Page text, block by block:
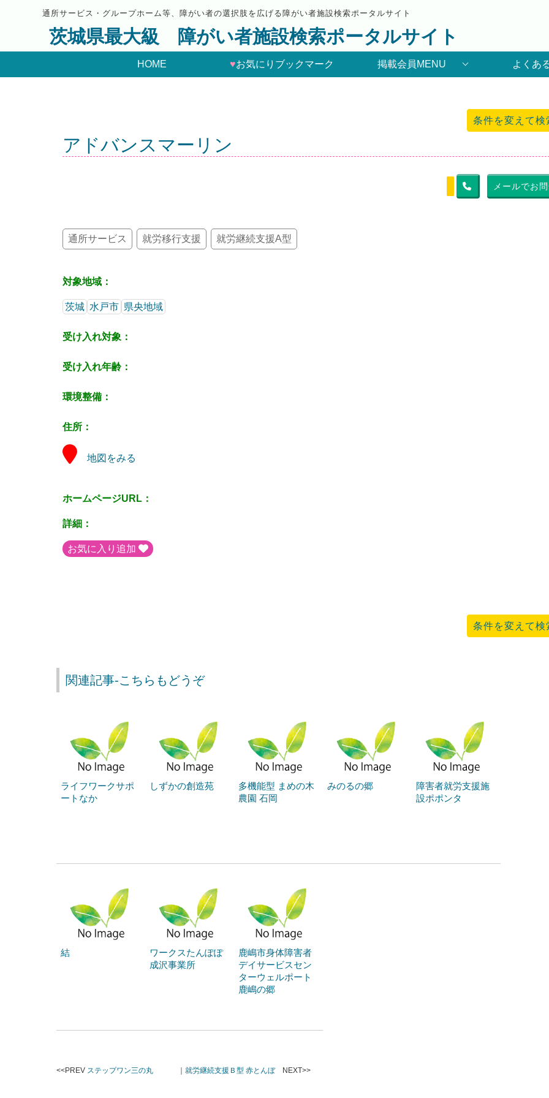
通所サービス・グループホーム等、障がい者の選択肢を広げる障がい者施設検索ポータルサイト
茨城県最大級 障がい者施設検索ポータルサイト
HOME ♥お気にりブックマーク 掲載会員MENU よくあ
条件を変えて検
アドバンスマーリン
メールでお
通所サービス 就労移行支援 就労継続支援A型
対象地域：
茨城 水戸市 県央地域
受け入れ対象：
受け入れ年齢：
環境整備：
住所：
地図をみる
ホームページURL：
詳細：
お気に入り追加
条件を変えて検
関連記事-こちらもどうぞ
ライフワークサポ
ートなか
しずかの創造苑
多機能型 まめの木
農園 石岡
みのるの郷
障害者就労支援施
設ポポンタ
結
ワークスたんぽぽ
成沢事業所
鹿嶋市身体障害者
デイサービスセン
ターウェルポート
鹿嶋の郷
<<PREV ステップワン三の丸 ｜ 就労継続支援Ｂ型 赤とんぼNEXT>>